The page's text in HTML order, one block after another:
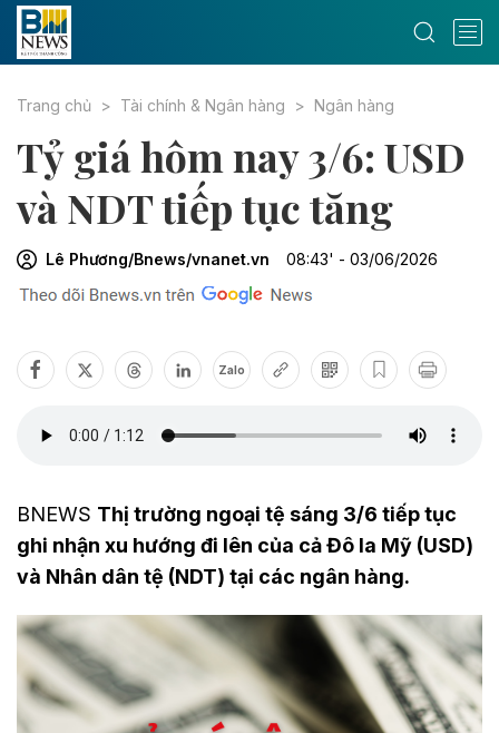
Trang chủ Tài chính & Ngân hàng Ngân hàng
Tỷ giá hôm nay 3/6: USD
và NDT tiếp tục tăng
Lê Phương/Bnews/vnanet.vn 08:43' - 03/06/2026
Zalo
BNEWS Thị trường ngoại tệ sáng 3/6 tiếp tục
ghi nhận xu hướng đi lên của cả Đô la Mỹ (USD)
và Nhân dân tệ (NDT) tại các ngân hàng.